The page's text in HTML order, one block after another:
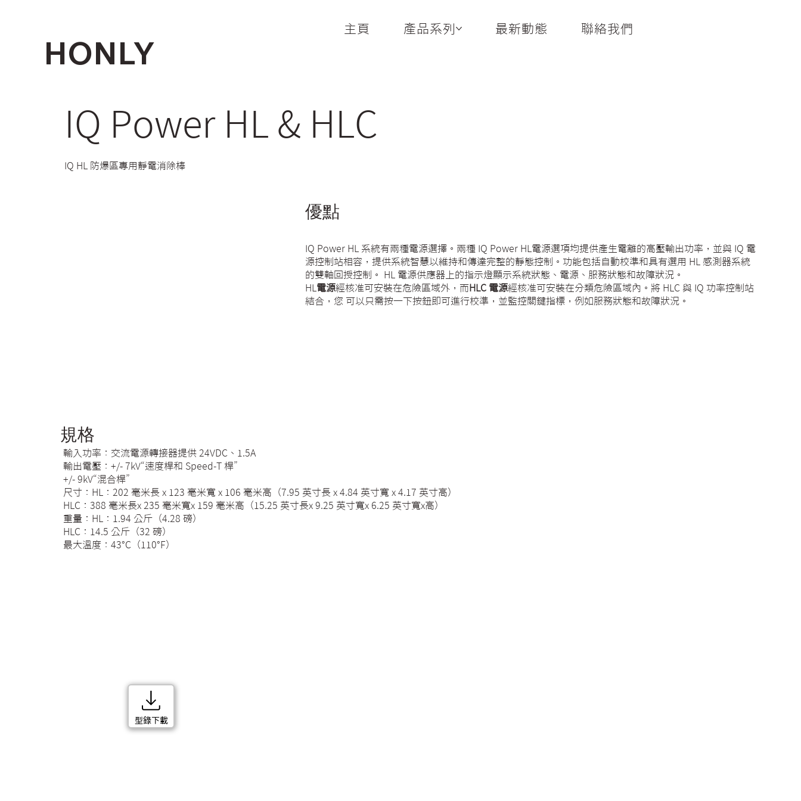
HONLY
主頁 產品系列 最新動態 聯絡我們
IQ Power HL & HLC
IQ HL 防爆區專用靜電消除棒
輸入功率：交流電源轉接器提供 24VDC、1.5A
輸出電壓：+/- 7kV“速度桿和 Speed-T 桿”
+/- 9kV“混合桿”
尺寸：HL：202 毫米長 x 123 毫米寬 x 106 毫米高（7.95 英寸長 x 4.84 英寸寬 x 4.17 英寸高）
HLC：388 毫米長x 235 毫米寬x 159 毫米高（15.25 英寸長x 9.25 英寸寬x 6.25 英寸寬x高）
重量：HL：1.94 公斤（4.28 磅）
HLC：14.5 公斤（32 磅）
最大溫度：43°C（110°F）
規格
IQ Power HL 系統有兩種電源選擇。兩種 IQ Power HL電源選項均提供產生電離的高壓輸出功率，並與 IQ 電
源控制站相容，提供系統智慧以維持和傳達完整的靜態控制。功能包括自動校準和具有選用 HL 感測器系統
的雙軸回授控制。 HL 電源供應器上的指示燈顯示系統狀態、電源、服務狀態和故障狀況。
HL 電源經核准可安裝在危險區域外，而HLC 電源經核准可安裝在分類危險區域內。將 HLC 與 IQ 功率控制站
結合，您 可以只需按一下按鈕即可進行校準，並監控關鍵指標，例如服務狀態和故障狀況。
優點
型錄下載